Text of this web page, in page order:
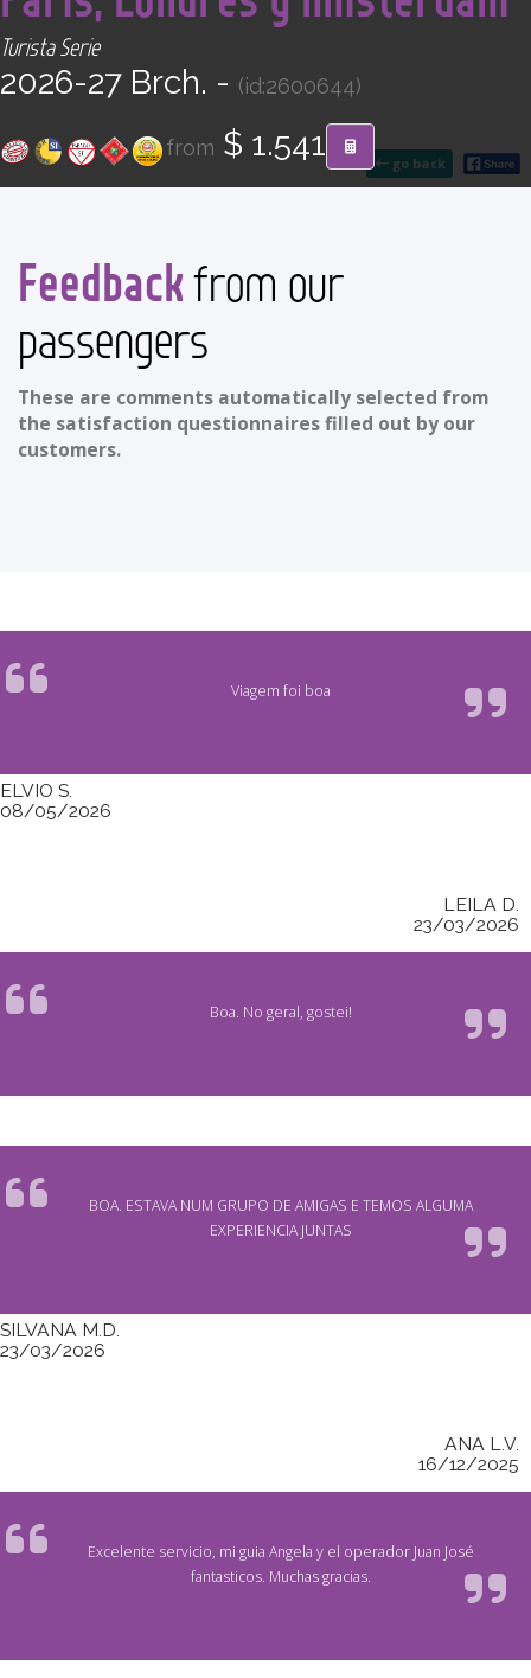
CONTACT
Find your Tour
go back
Turista Serie
2026-27 Brch. - (id:2600644)
from $ 1.541
Feedbackfrom our
passengers
These are comments automatically selected from
the satisfaction questionnaires filled out by our
customers.
Viagem foi boa
ELVIO S.
08/05/2026
LEILA D.
23/03/2026
Boa. No geral, gostei!
BOA. ESTAVA NUM GRUPO DE AMIGAS E TEMOS ALGUMA
EXPERIENCIA JUNTAS
SILVANA M.D.
23/03/2026
ANA L.V.
16/12/2025
Excelente servicio, mi guia Angela y el operador Juan José
fantasticos. Muchas gracias.